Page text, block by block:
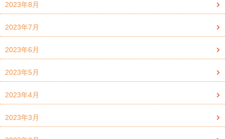
2023年8月
2023年7月
2023年6月
2023年5月
2023年4月
2023年3月